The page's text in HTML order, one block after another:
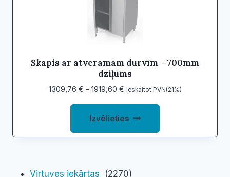
product
Skapis ar atveramām durvīm – 700mm
dziļums
1309,76 € – 1919,60 €Price
1919,60 €
Ieskaitot PVN(21%)
Izvēlieties
This
has
Virtuves iekārtas
(2270)